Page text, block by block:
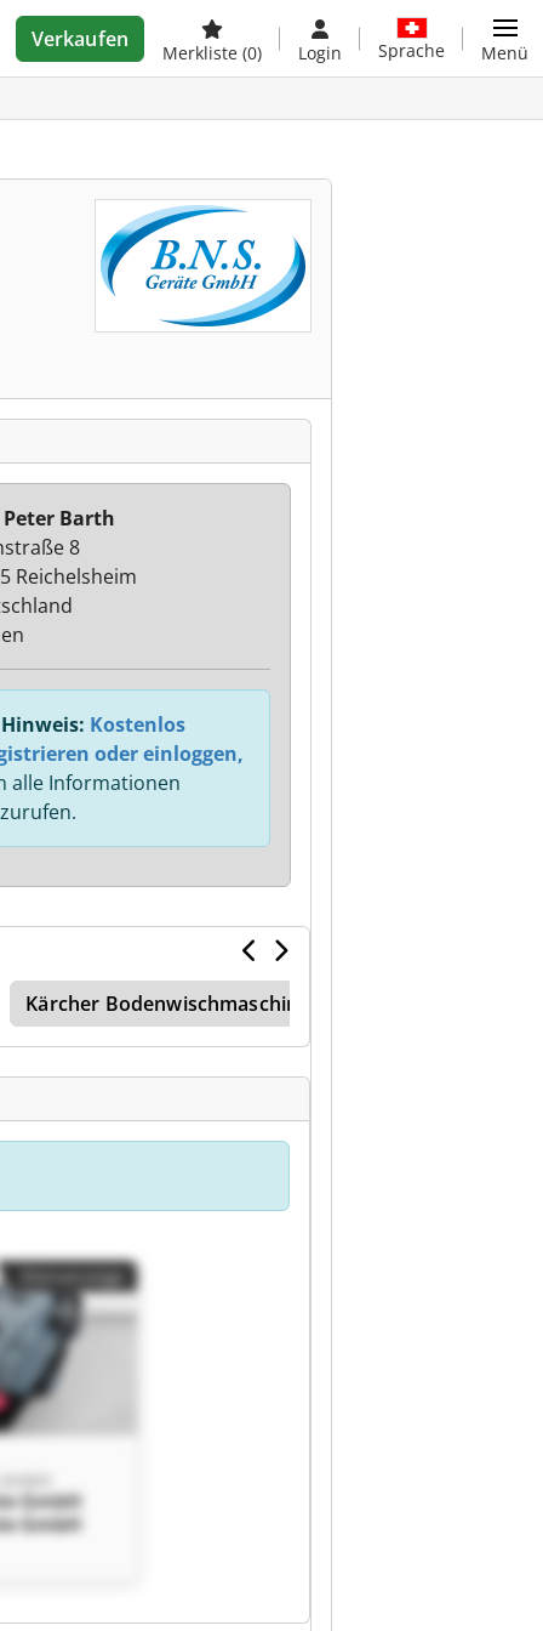
Verkaufen
Merkliste (0) Login Sprache Menü
Barth
8
Reichelsheim
Kostenlos
oder einloggen,
alle Informationen
Kärcher Bodenwischmaschine
GmbH
GmbH